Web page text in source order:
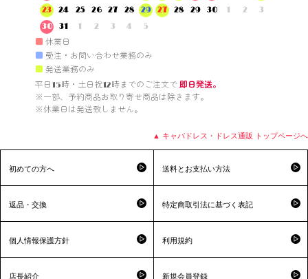
23
24 25 26 27 28
29
30
31 1 2 3 4 5
27
28 29 30 1 2 3
■ 休業日
■ 受注・お問い合わせ業務のみ
■ 発送業務のみ
平日15時・土日祝12時までのご注文で 即日発送。
※一部、予約商品お取り寄せ商品は除きます。
※休業日は発送致しません。
▲ キャバドレス・ドレス通販 トップページへ
初めての方へ 送料とお支払い方法
返品・交換 特定商取引法に基づく表記
個人情報保護方針 利用規約
店長紹介 新規会員登録